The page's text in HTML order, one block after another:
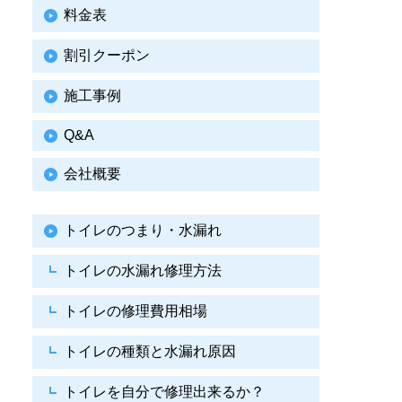
料金表
割引クーポン
施工事例
Q&A
会社概要
トイレのつまり・水漏れ
トイレの水漏れ修理方法
トイレの修理費用相場
トイレの種類と水漏れ原因
トイレを自分で修理出来るか？